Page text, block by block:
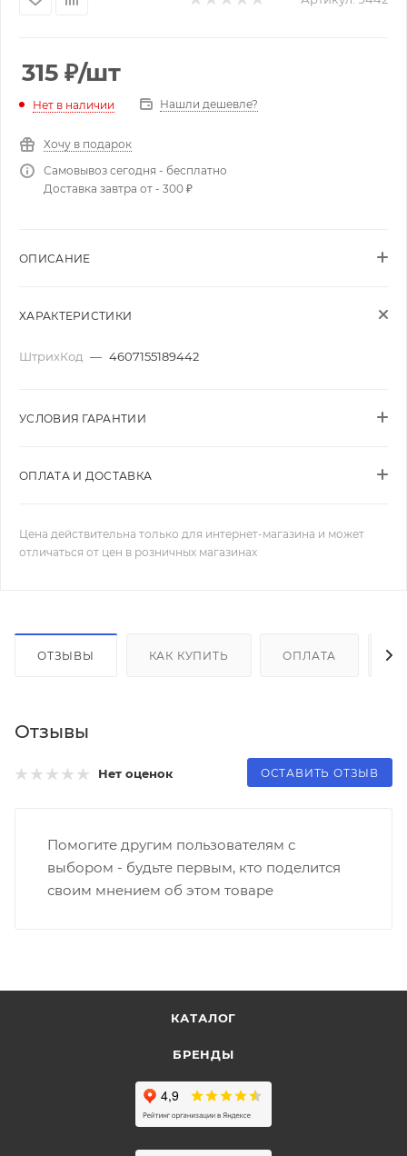
315 ₽/шт
Нет в наличии Нашли дешевле?
Хочу в подарок
Самовывоз сегодня - бесплатно
Доставка завтра от - 300 ₽
ОПИСАНИЕ
ХАРАКТЕРИСТИКИ
ШтрихКод — 4607155189442
УСЛОВИЯ ГАРАНТИИ
ОПЛАТА И ДОСТАВКА
Цена действительна только для интернет-магазина и может
отличаться от цен в розничных магазинах
ОТЗЫВЫ КАК КУПИТЬ ОПЛАТА
Отзывы
Нет оценок ОСТАВИТЬ ОТЗЫВ
Помогите другим пользователям с
выбором - будьте первым, кто поделится
своим мнением об этом товаре
КАТАЛОГ
БРЕНДЫ